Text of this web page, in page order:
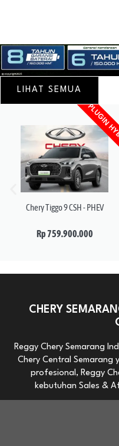
LIHAT SEMUA
Chery Tiggo 9 CSH - PHEV
Rp 759.900.000
PLUGIN
CHERY
Reggy Chery Semarang
Chery Central Semarang
profesional, Reggy
kebutuhan Sales &